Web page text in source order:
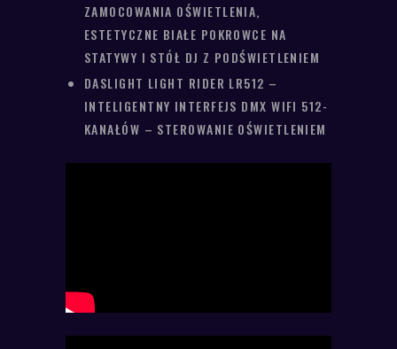
ZAMOCOWANIA OŚWIETLENIA,
ESTETYCZNE BIAŁE POKROWCE NA
STATYWY I STÓŁ DJ Z PODŚWIETLENIEM
DASLIGHT LIGHT RIDER LR512 –
INTELIGENTNY INTERFEJS DMX WIFI 512-
KANAŁÓW – STEROWANIE OŚWIETLENIEM